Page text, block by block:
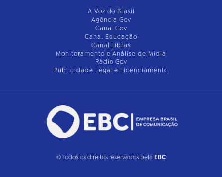
A Voz do Brasil
Agência Gov
Canal Gov
Canal Educação
Canal Libras
Monitoramento e Análise de Mídia
Rádio Gov
Publicidade Legal e Licenciamento
© Todos os direitos reservados pela EBC